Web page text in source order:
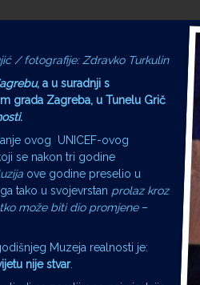
/ fotografije: Zdravko Turkulin
, a u suradnji s
grada Zagreba, u Tunelu Grič
.
ovog UNICEF-ovog
se nakon tri godine
ove godine preselio u
tako u svojevrstan prolaz kroz
može biti dio promjene–
Muzeja realnosti je:
nije stvar.